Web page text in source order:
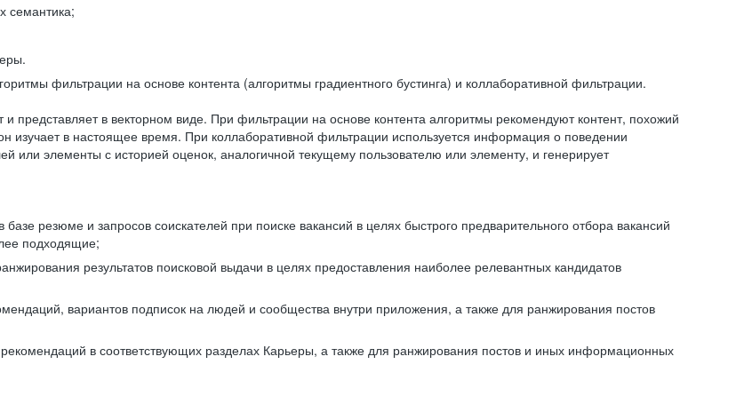
семантика;
фильтрации на основе контента (алгоритмы градиентного бустинга) и коллаборативной фильтрации.
в векторном виде. При фильтрации на основе контента алгоритмы рекомендуют контент, похожий
изучает в настоящее время. При коллаборативной фильтрации используется информация о поведении
или элементы с историей оценок, аналогичной текущему пользователю или элементу, и генерирует
резюме и запросов соискателей при поиске вакансий в целях быстрого предварительного отбора вакансий
подходящие;
результатов поисковой выдачи в целях предоставления наиболее релевантных кандидатов
вариантов подписок на людей и сообщества внутри приложения, а также для ранжирования постов
в соответствующих разделах Карьеры, а также для ранжирования постов и иных информационных